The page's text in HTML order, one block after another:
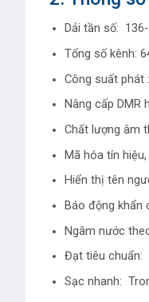
Dải tần số:
Tổng số kênh:
Công suất phát
Nâng cấp DMR
Chất lượng âm
Mã hóa tín
Hiển thị tên
Báo động khẩn
Ngâm nước
Đạt tiêu chuẩn:
Sạc nhanh: